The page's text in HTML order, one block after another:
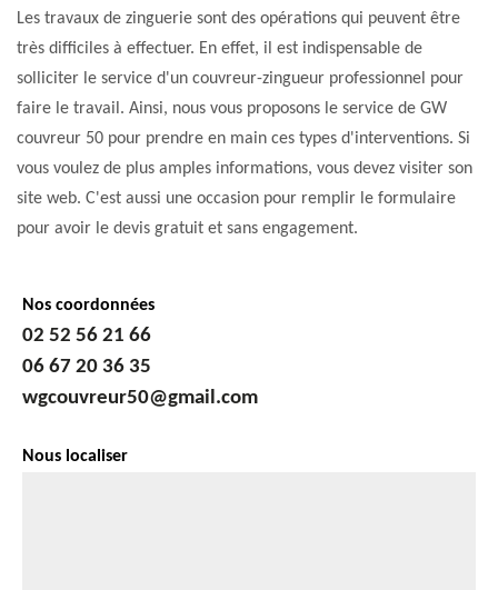
Les travaux de zinguerie sont des opérations qui peuvent être
très difficiles à effectuer. En effet, il est indispensable de
solliciter le service d'un couvreur-zingueur professionnel pour
faire le travail. Ainsi, nous vous proposons le service de GW
couvreur 50 pour prendre en main ces types d'interventions. Si
vous voulez de plus amples informations, vous devez visiter son
site web. C'est aussi une occasion pour remplir le formulaire
pour avoir le devis gratuit et sans engagement.
Nos coordonnées
02 52 56 21 66
06 67 20 36 35
wgcouvreur50@gmail.com
Nous localiser